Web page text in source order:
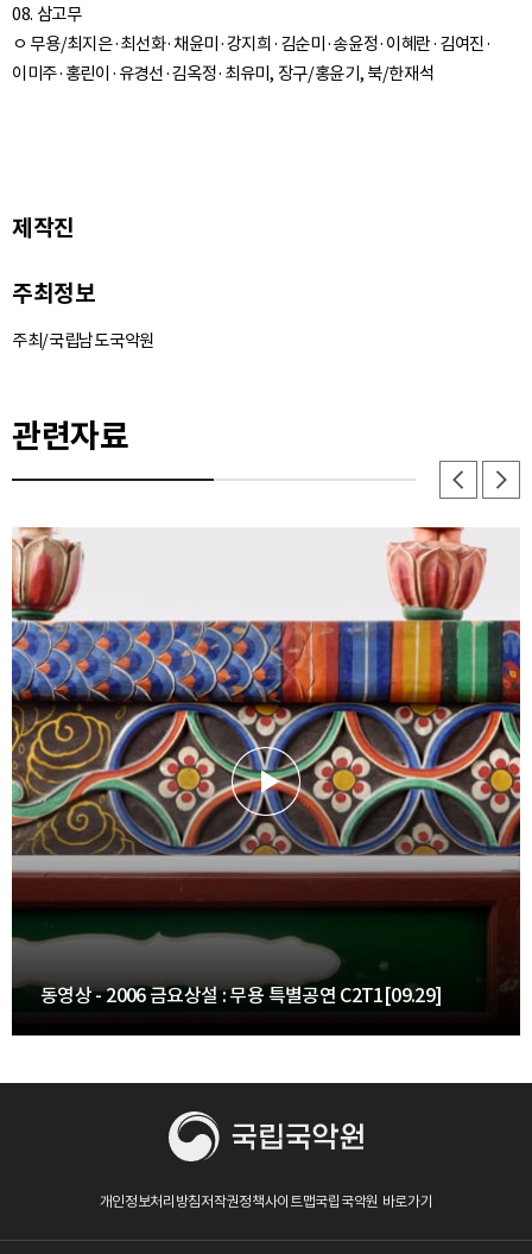
08. 삼고무
ㅇ 무용/최지은·최선화·채윤미·강지희·김순미·송윤정·이혜란·김여진·
제작진
주최정보
주최/국립남도국악원
관련자료
동영상 - 2006 금요상설 : 무용 특별공연 C2T1[09.29]
개인정보처리방침저작권정책사이트맵국립국악원 바로가기